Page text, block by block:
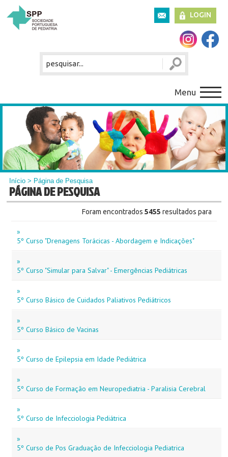
LOGIN
Menu
Início > Página de Pesquisa
PÁGINA DE PESQUISA
Foram encontrados 5455resultados para
»
5º Curso "Drenagens Torácicas - Abordagem e Indicações"
»
5º Curso "Simular para Salvar" - Emergências Pediátricas
»
5º Curso Básico de Cuidados Paliativos Pediátricos
»
5º Curso Básico de Vacinas
»
5º Curso de Epilepsia em Idade Pediátrica
»
5º Curso de Formação em Neuropediatria - Paralisia Cerebral
»
5º Curso de Infecciologia Pediátrica
»
5º Curso de Pos Graduação de Infecciologia Pediatrica